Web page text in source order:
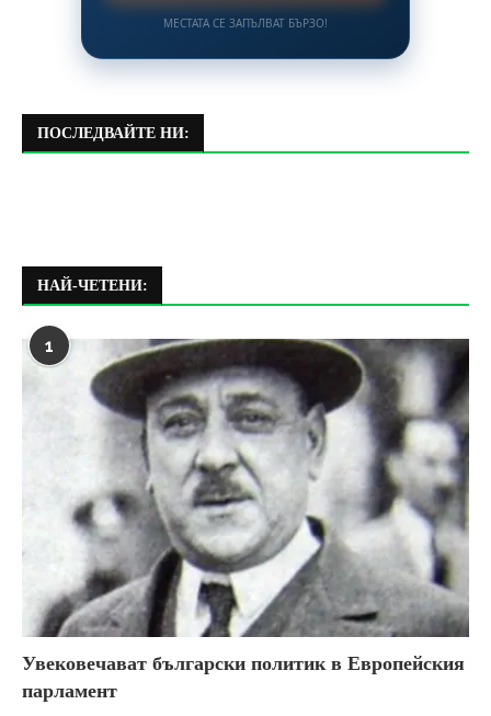
МЕСТАТА СЕ ЗАПЪЛВАТ БЪРЗО!
ПОСЛЕДВАЙТЕ НИ:
НАЙ-ЧЕТЕНИ:
1
Увековечават български политик в Европейския
парламент